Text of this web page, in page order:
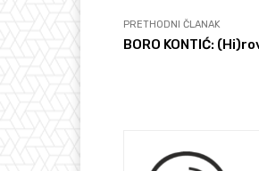
PRETHODNI ČLANAK
BORO KONTIĆ: